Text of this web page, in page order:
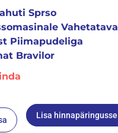
Sprso
Vahetatava
Piimapudeliga
Bravilor
Lisa hinnapäringusse